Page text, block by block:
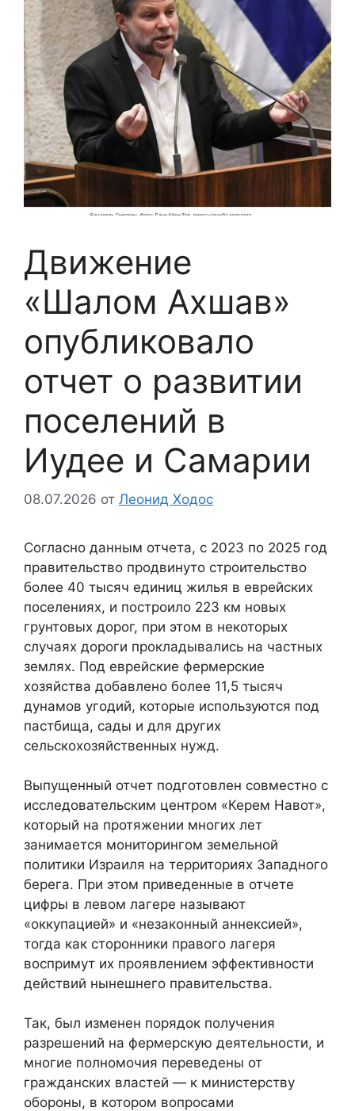
Движение
«Шалом Ахшав»
опубликовало
отчет о развитии
поселений в
Иудее и Самарии
08.07.2026 от Леонид Ходос
Согласно данным отчета, с 2023 по 2025 год
правительство продвинуто строительство
более 40 тысяч единиц жилья в еврейских
поселениях, и построило 223 км новых
грунтовых дорог, при этом в некоторых
случаях дороги прокладывались на частных
землях. Под еврейские фермерские
хозяйства добавлено более 11,5 тысяч
дунамов угодий, которые используются под
пастбища, сады и для других
сельскохозяйственных нужд.
Выпущенный отчет подготовлен совместно с
исследовательским центром «Керем Навот»,
который на протяжении многих лет
занимается мониторингом земельной
политики Израиля на территориях Западного
берега. При этом приведенные в отчете
цифры в левом лагере называют
«оккупацией» и «незаконный аннексией»,
тогда как сторонники правого лагеря
воспримут их проявлением эффективности
действий нынешнего правительства.
Так, был изменен порядок получения
разрешений на фермерскую деятельности, и
многие полномочия переведены от
гражданских властей — к министерству
обороны, в котором вопросами